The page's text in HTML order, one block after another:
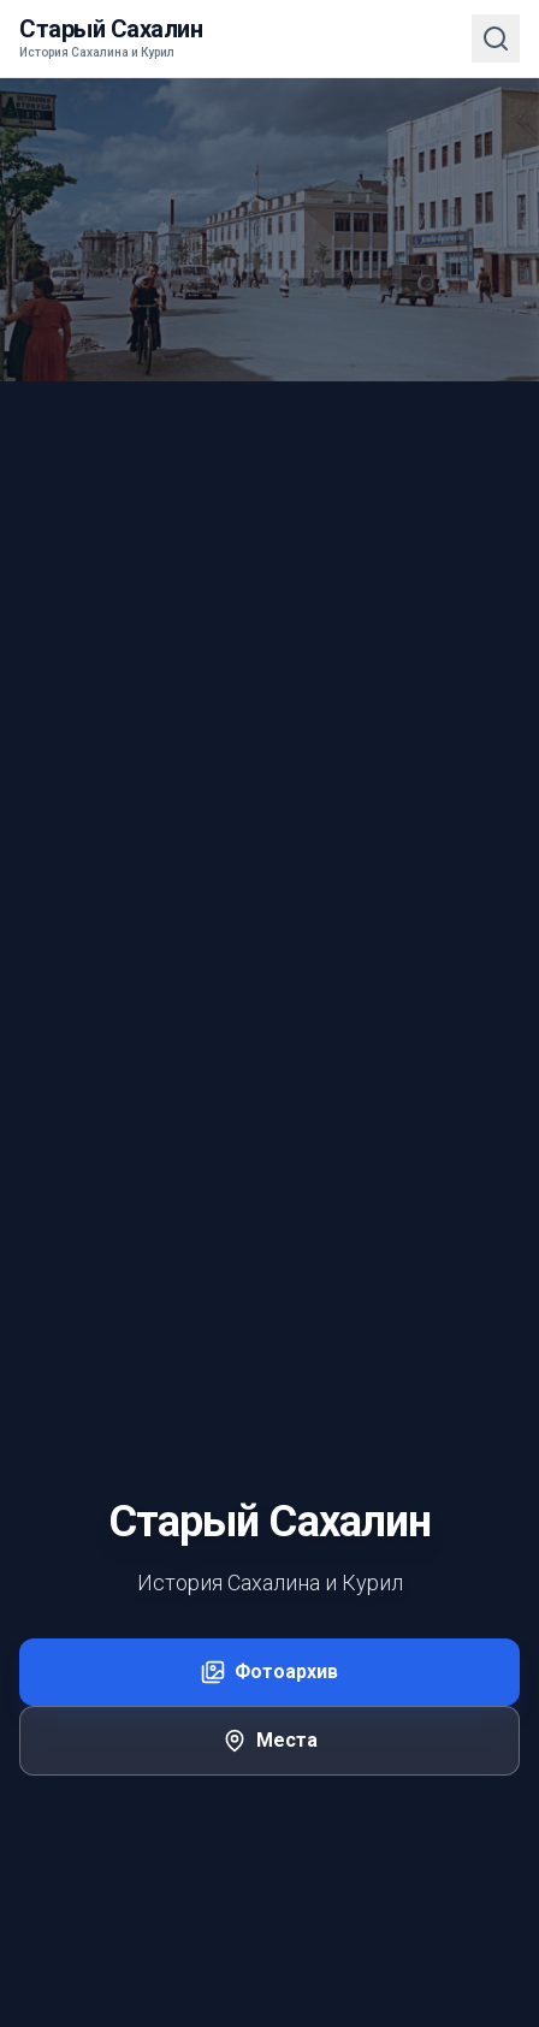
Старый Сахалин
История Сахалина и Курил
Старый Сахалин
История Сахалина и Курил
Фотоархив
Места